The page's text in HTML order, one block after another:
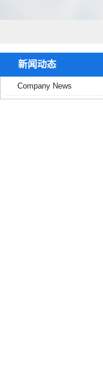
新闻动态
Company News